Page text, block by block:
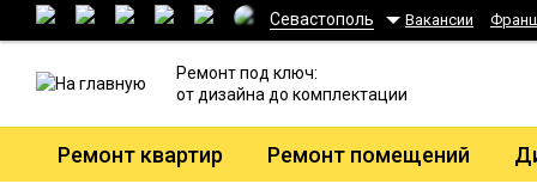
Севастополь Вакансии
Ремонт под ключ:
от дизайна до комплектации
Ремонт квартир Ремонт помещений